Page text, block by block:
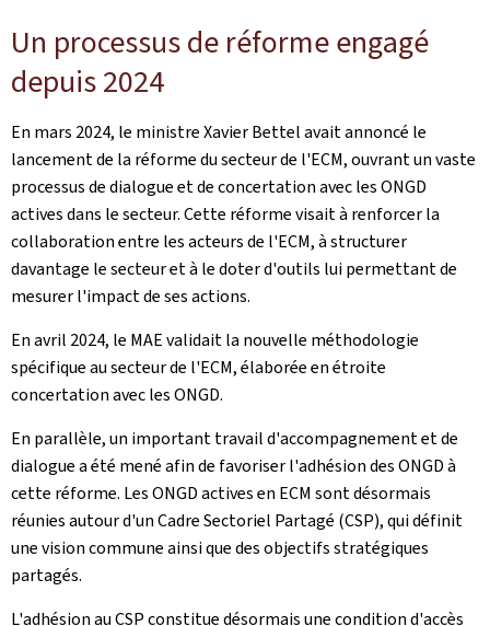
Un processus de réforme engagé
depuis 2024
En mars 2024, le ministre Xavier Bettel avait annoncé le
lancement de la réforme du secteur de l'ECM, ouvrant un vaste
processus de dialogue et de concertation avec les ONGD
actives dans le secteur. Cette réforme visait à renforcer la
collaboration entre les acteurs de l'ECM, à structurer
davantage le secteur et à le doter d'outils lui permettant de
mesurer l'impact de ses actions.
En avril 2024, le MAE validait la nouvelle méthodologie
spécifique au secteur de l'ECM, élaborée en étroite
concertation avec les ONGD.
En parallèle, un important travail d'accompagnement et de
dialogue a été mené afin de favoriser l'adhésion des ONGD à
cette réforme. Les ONGD actives en ECM sont désormais
réunies autour d'un Cadre Sectoriel Partagé (CSP), qui définit
une vision commune ainsi que des objectifs stratégiques
partagés.
L'adhésion au CSP constitue désormais une condition d'accès